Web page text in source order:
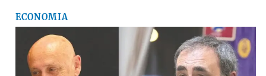
ECONOMIA